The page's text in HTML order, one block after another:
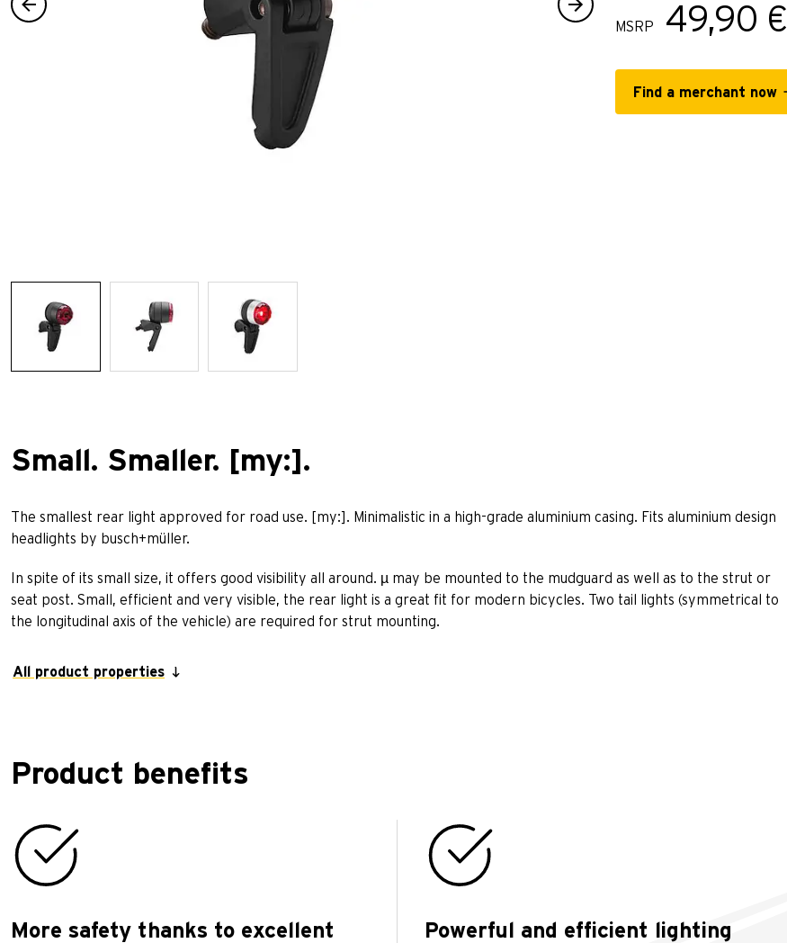
MSRP 49,90 €
Find a merchant now
Small. Smaller. [my:].
The smallest rear light approved for road use. [my:]. Minimalistic in a high-grade aluminium casing. Fits aluminium design
headlights by busch+müller.
In spite of its small size, it offers good visibility all around. µ may be mounted to the mudguard as well as to the strut or
seat post. Small, efficient and very visible, the rear light is a great fit for modern bicycles. Two tail lights (symmetrical to
the longitudinal axis of the vehicle) are required for strut mounting.
All product properties
Product benefits
More safety thanks to excellent
Powerful and efficient lighting